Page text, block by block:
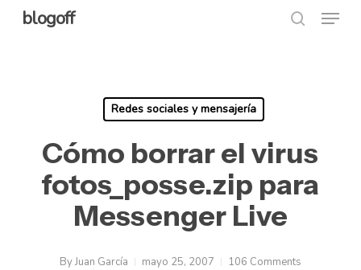
Skipblogoff Menu
Redes sociales y mensajería
Cómo borrar el virus
fotos_posse.zip para
Messenger Live
ByJuan García mayo 25, 2007 106 Comments